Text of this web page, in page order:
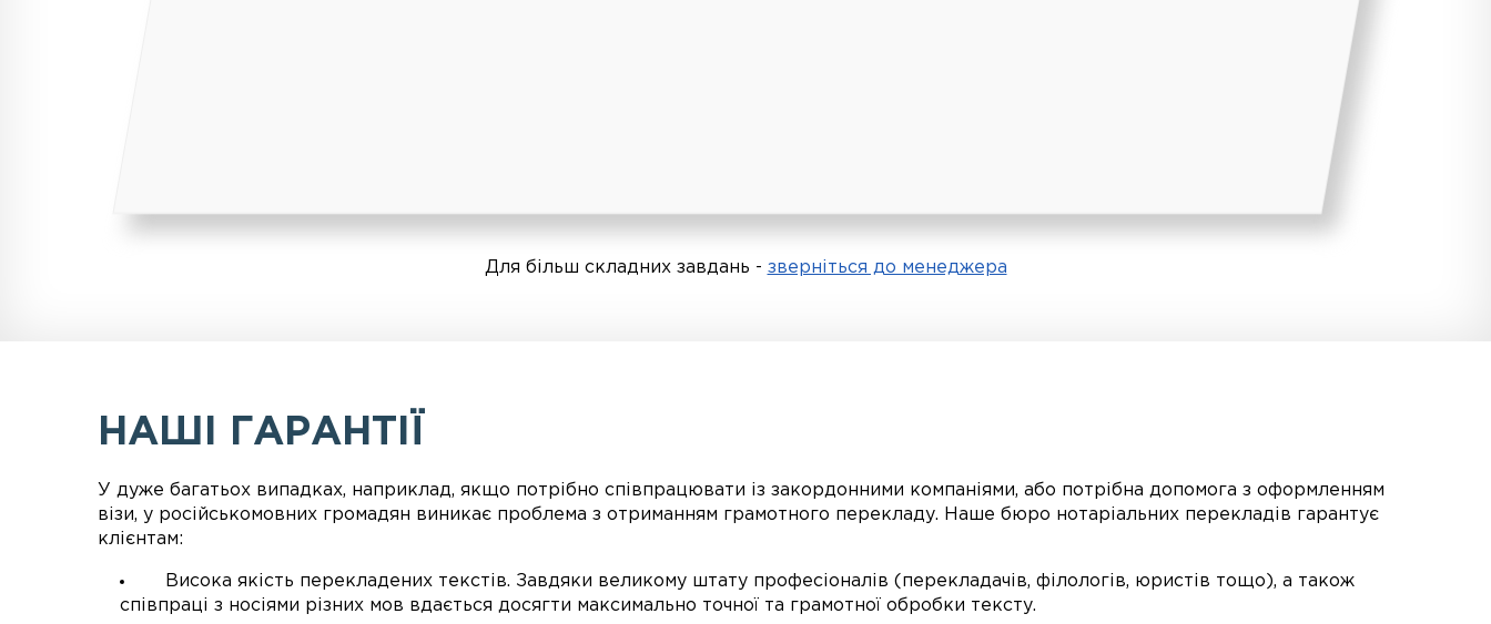
Для більш складних завдань - зверніться до менеджера
НАШІ ГАРАНТІЇ
У дуже багатьох випадках, наприклад, якщо потрібно співпрацювати із закордонними компаніями, або потрібна допомога з оформленням
візи, у російськомовних громадян виникає проблема з отриманням грамотного перекладу. Наше бюро нотаріальних перекладів гарантує
клієнтам:
Висока якість перекладених текстів. Завдяки великому штату професіоналів (перекладачів, філологів, юристів тощо), а також
співпраці з носіями різних мов вдається досягти максимально точної та грамотної обробки тексту.